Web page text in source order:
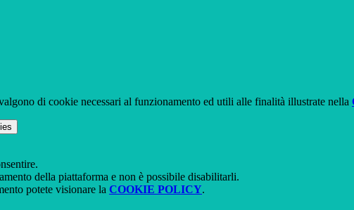
di cookie necessari al funzionamento ed utili alle finalità illustrate nella
della piattaforma e non è possibile disabilitarli.
potete visionare la COOKIE POLICY.